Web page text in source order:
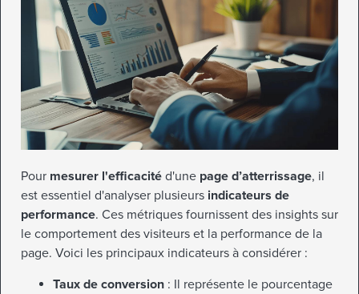
Pour mesurer l'efficacité d'une page d’atterrissage, il
est essentiel d'analyser plusieurs indicateurs de
performance. Ces métriques fournissent des insights sur
le comportement des visiteurs et la performance de la
page. Voici les principaux indicateurs à considérer :
Taux de conversion : Il représente le pourcentage